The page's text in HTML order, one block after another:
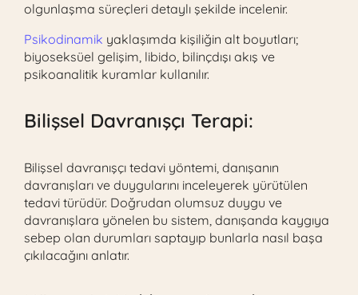
olgunlaşma süreçleri detaylı şekilde incelenir.
Psikodinamik yaklaşımda kişiliğin alt boyutları;
biyoseksüel gelişim, libido, bilinçdışı akış ve
psikoanalitik kuramlar kullanılır.
Bilişsel Davranışçı Terapi:
Bilişsel davranışçı tedavi yöntemi, danışanın
davranışları ve duygularını inceleyerek yürütülen
tedavi türüdür. Doğrudan olumsuz duygu ve
davranışlara yönelen bu sistem, danışanda kaygıya
sebep olan durumları saptayıp bunlarla nasıl başa
çıkılacağını anlatır.